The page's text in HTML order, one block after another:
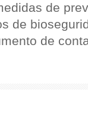
de
de
de